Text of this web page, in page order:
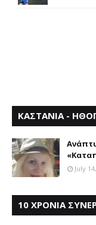
ΚΑΣΤΑΝΙΑ -
July
10 ΧΡΟΝΙΑ